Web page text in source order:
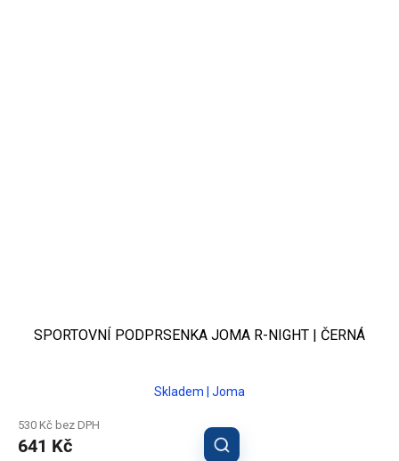
SPORTOVNÍ PODPRSENKA JOMA R-NIGHT | ČERNÁ
Skladem | Joma
530 Kč bez DPH
641 Kč